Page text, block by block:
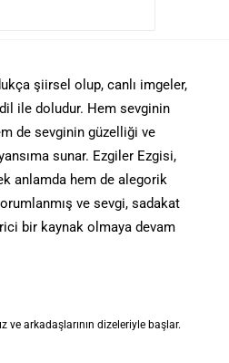
en tutkulu haline güçlü bir
şiirsel olup, canlı imgeler,
ile doludur. Hem sevginin
de sevginin güzelliği ve
sunar. Ezgiler Ezgisi,
anlamda hem de alegorik
ve sevgi, sadakat
bir kaynak olmaya devam
ve arkadaşlarının dizeleriyle başlar.